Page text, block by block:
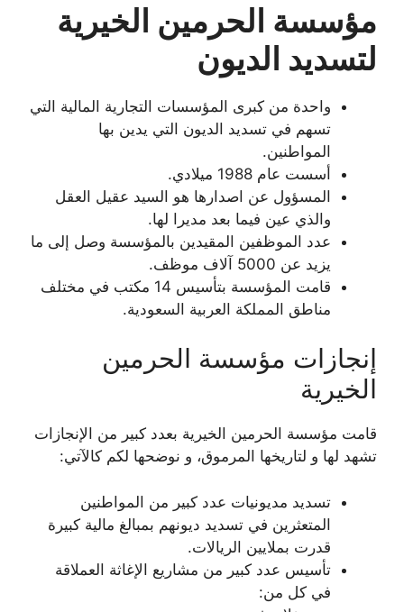
مؤسسة الحرمين الخيرية
لتسديد الديون
واحدة من كبرى المؤسسات التجارية المالية التي
تسهم في تسديد الديون التي يدين بها
المواطنين.
أسست عام 1988 ميلادي.
المسؤول عن اصدارها هو السيد عقيل العقل
والذي عين فيما بعد مديرا لها.
عدد الموظفين المقيدين بالمؤسسة وصل إلى ما
يزيد عن 5000 آلاف موظف.
قامت المؤسسة بتأسيس 14 مكتب في مختلف
مناطق المملكة العربية السعودية.
إنجازات مؤسسة الحرمين
الخيرية
قامت مؤسسة الحرمين الخيرية بعدد كبير من الإنجازات
تشهد لها و لتاريخها المرموق، و نوضحها لكم كالآتي:
تسديد مديونيات عدد كبير من المواطنين
المتعثرين في تسديد ديونهم بمبالغ مالية كبيرة
قدرت بملايين الريالات.
تأسيس عدد كبير من مشاريع الإغاثة العملاقة
في كل من: